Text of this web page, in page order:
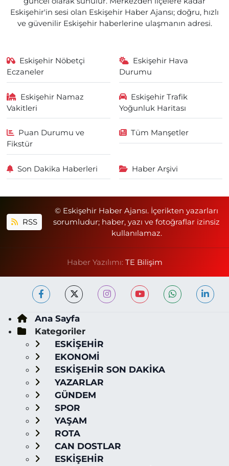
Eskişehir'in sesi olan Eskişehir Haber Ajansı; doğru, hızlı
ve güvenilir Eskişehir haberlerine ulaşmanın adresi.
Eskişehir Nöbetçi
Eczaneler
Eskişehir Hava
Durumu
Eskişehir Namaz
Vakitleri
Eskişehir Trafik
Yoğunluk Haritası
Puan Durumu ve
Fikstür
Tüm Manşetler
Son Dakika Haberleri Haber Arşivi
RSS
© Eskişehir Haber Ajansı. İçerikten yazarları
sorumludur; haber, yazı ve fotoğraflar izinsiz
kullanılamaz.
Haber Yazılımı: TE Bilişim
Ana Sayfa
Kategoriler
ESKİŞEHİR
EKONOMİ
ESKİŞEHİR SON DAKİKA
YAZARLAR
GÜNDEM
SPOR
YAŞAM
ROTA
CAN DOSTLAR
ESKİŞEHİR